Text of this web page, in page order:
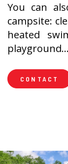
You can
campsite:
heated
playground...
CONTACT